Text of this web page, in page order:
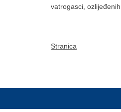
vatrogasci,
Stranica